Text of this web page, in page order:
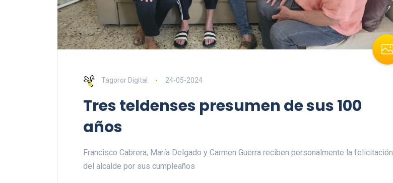
Tagoror Digital 24-05-2024
Tres teldenses presumen de sus 100
años
Francisco Cabrera, María Delgado y Carmen Guerra reciben personalmente la felicitación
del alcalde por sus cumpleaños